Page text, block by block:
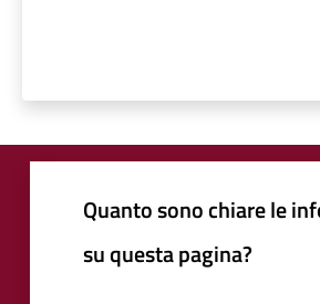
Quanto sono chiare le
su questa pagina?